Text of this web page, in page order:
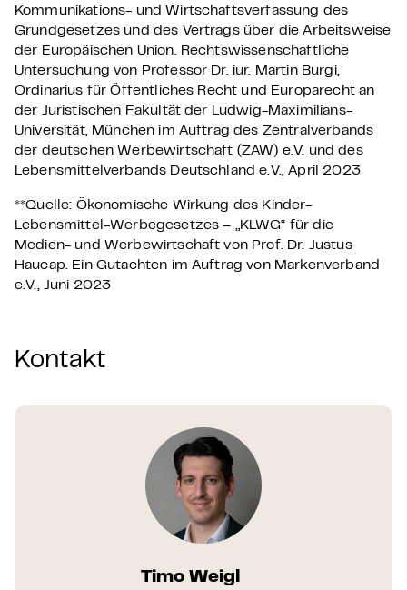
Kommunikations- und Wirtschaftsverfassung des
Grundgesetzes und des Vertrags über die Arbeitsweise
der Europäischen Union. Rechtswissenschaftliche
Untersuchung von Professor Dr. iur. Martin Burgi,
Ordinarius für Öffentliches Recht und Europarecht an
der Juristischen Fakultät der Ludwig-Maximilians-
Universität, München im Auftrag des Zentralverbands
der deutschen Werbewirtschaft (ZAW) e.V. und des
Lebensmittelverbands Deutschland e.V., April 2023
**Quelle: Ökonomische Wirkung des Kinder-
Lebensmittel-Werbegesetzes – „KLWG“ für die
Medien- und Werbewirtschaft von Prof. Dr. Justus
Haucap. Ein Gutachten im Auftrag von Markenverband
e.V., Juni 2023
Kontakt
Timo Weigl